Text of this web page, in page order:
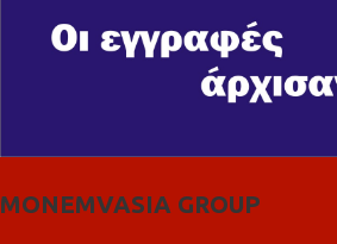
MONEMVASIA GROUP